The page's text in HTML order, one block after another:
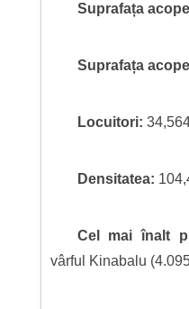
Suprafața
Suprafața
Locuitori:
Densitatea:
Cel mai înalt
vârful Kinabalu